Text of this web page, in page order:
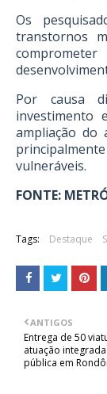
Os
transtornos
Por causa
investimento
ampliação do
vulneráveis.
FONTE:
Tags: Destaque
ANTIGOS
Entrega de 50
atuação
pública em